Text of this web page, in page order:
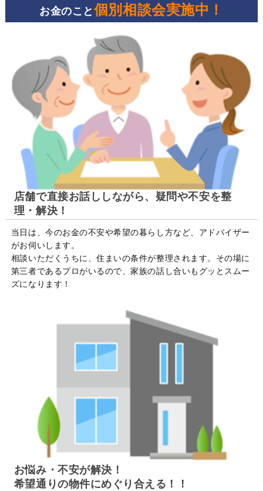
お金のこと個別相談会実施中！
店舗で直接お話ししながら、疑問や不安を整
理・解決！
当日は、今のお金の不安や希望の暮らし方など、アドバイザー
がお伺いします。
相談いただくうちに、住まいの条件が整理されます。その場に
第三者であるプロがいるので、家族の話し合いもグッとスムー
ズになります！
お悩み・不安が解決！
希望通りの物件にめぐり合える！！